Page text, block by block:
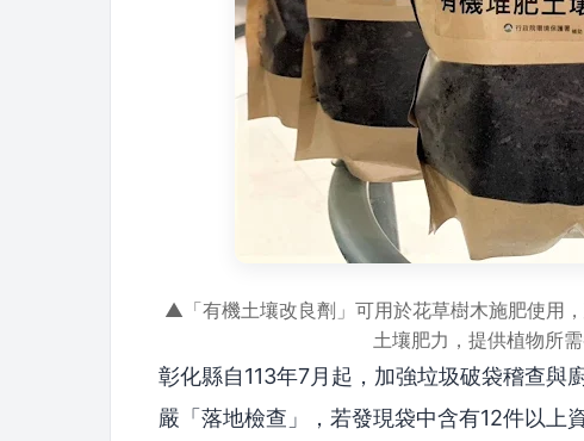
▲「有機土壤改良劑」可用於花草樹木施肥使用
土壤肥力，提供植物所
彰化縣自113年7月起，加強垃圾破袋稽查與
嚴「落地檢查」，若發現袋中含有12件以上